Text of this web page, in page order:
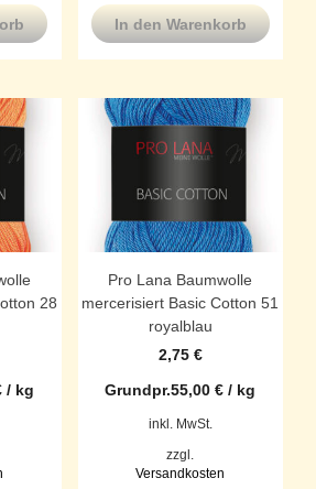
In den Warenkorb
28
/ kg
Pro Lana Baumwolle
mercerisiert Basic Cotton 51
royalblau
2,75 €
Grundpr.55,00€ / kg
inkl. MwSt.
zzgl.
Versandkosten